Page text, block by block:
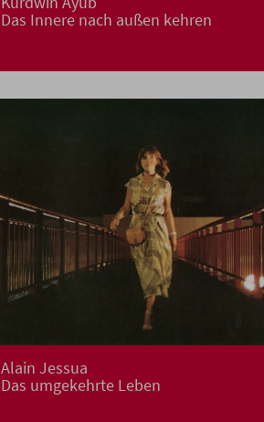
Das Innere nach außen kehren
Alain Jessua
Das umgekehrte Leben